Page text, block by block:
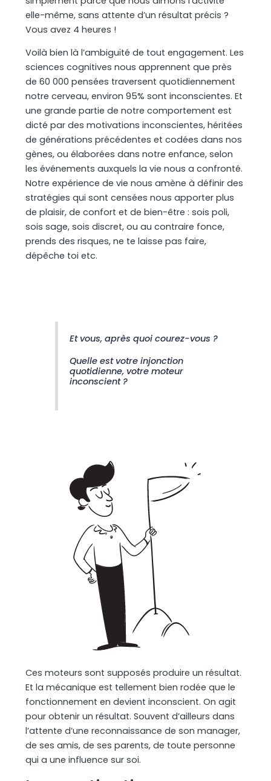
elle-même, sans attente d’un résultat précis ?
Vous avez 4 heures !
Voilà bien là l’ambiguïté de tout engagement. Les
sciences cognitives nous apprennent que près
de 60 000 pensées traversent quotidiennement
notre cerveau, environ 95% sont inconscientes. Et
une grande partie de notre comportement est
dicté par des motivations inconscientes, héritées
de générations précédentes et codées dans nos
gènes, ou élaborées dans notre enfance, selon
les événements auxquels la vie nous a confronté.
Notre expérience de vie nous amène à définir des
stratégies qui sont censées nous apporter plus
de plaisir, de confort et de bien-être : sois poli,
sois sage, sois discret, ou au contraire fonce,
prends des risques, ne te laisse pas faire,
dépêche toi etc.
Et vous, après quoi courez-vous ?
Quelle est votre injonction
quotidienne, votre moteur
inconscient ?
Ces moteurs sont supposés produire un résultat.
Et la mécanique est tellement bien rodée que le
fonctionnement en devient inconscient. On agit
pour obtenir un résultat. Souvent d’ailleurs dans
l’attente d’une reconnaissance de son manager,
de ses amis, de ses parents, de toute personne
qui a une influence sur soi.